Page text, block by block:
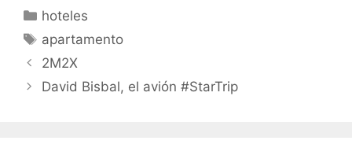
Categorías
hoteles
Etiquetas
apartamento
2M2X
David Bisbal, el avión #StarTrip